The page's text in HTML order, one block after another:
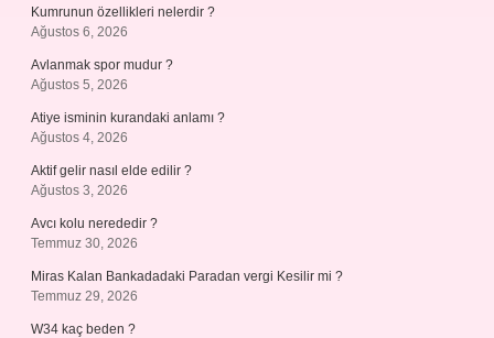
Kumrunun özellikleri nelerdir ?
Ağustos 6, 2026
Avlanmak spor mudur ?
Ağustos 5, 2026
Atiye isminin kurandaki anlamı ?
Ağustos 4, 2026
Aktif gelir nasıl elde edilir ?
Ağustos 3, 2026
Avcı kolu nerededir ?
Temmuz 30, 2026
Miras Kalan Bankadadaki Paradan vergi Kesilir mi ?
Temmuz 29, 2026
W34 kaç beden ?